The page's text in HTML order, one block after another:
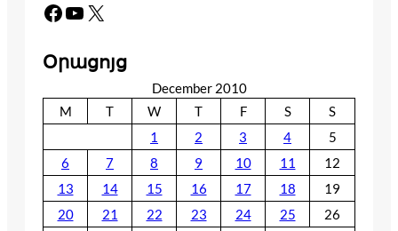
Facebook YouTube X
Օրացոյց
December 2010
M
T W T F S
S
1
2 3 4
5
6
7 8 9 10 11
12
13
14 15 16 17 18
19
20
21 22 23 24 25
26